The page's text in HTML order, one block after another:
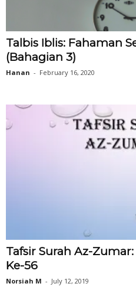
Talbis Iblis: Fahaman
(Bahagian 3)
Hanan - February 16, 2020
Tafsir Surah Az-
Ke-56
Norsiah M - July 12, 2019